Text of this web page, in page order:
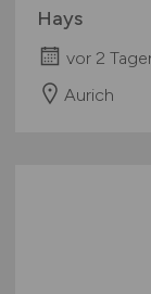
Hays
vor 2
Aurich